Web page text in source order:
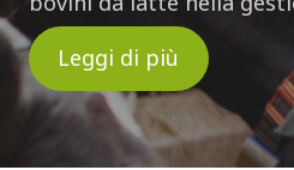
Leggi di più